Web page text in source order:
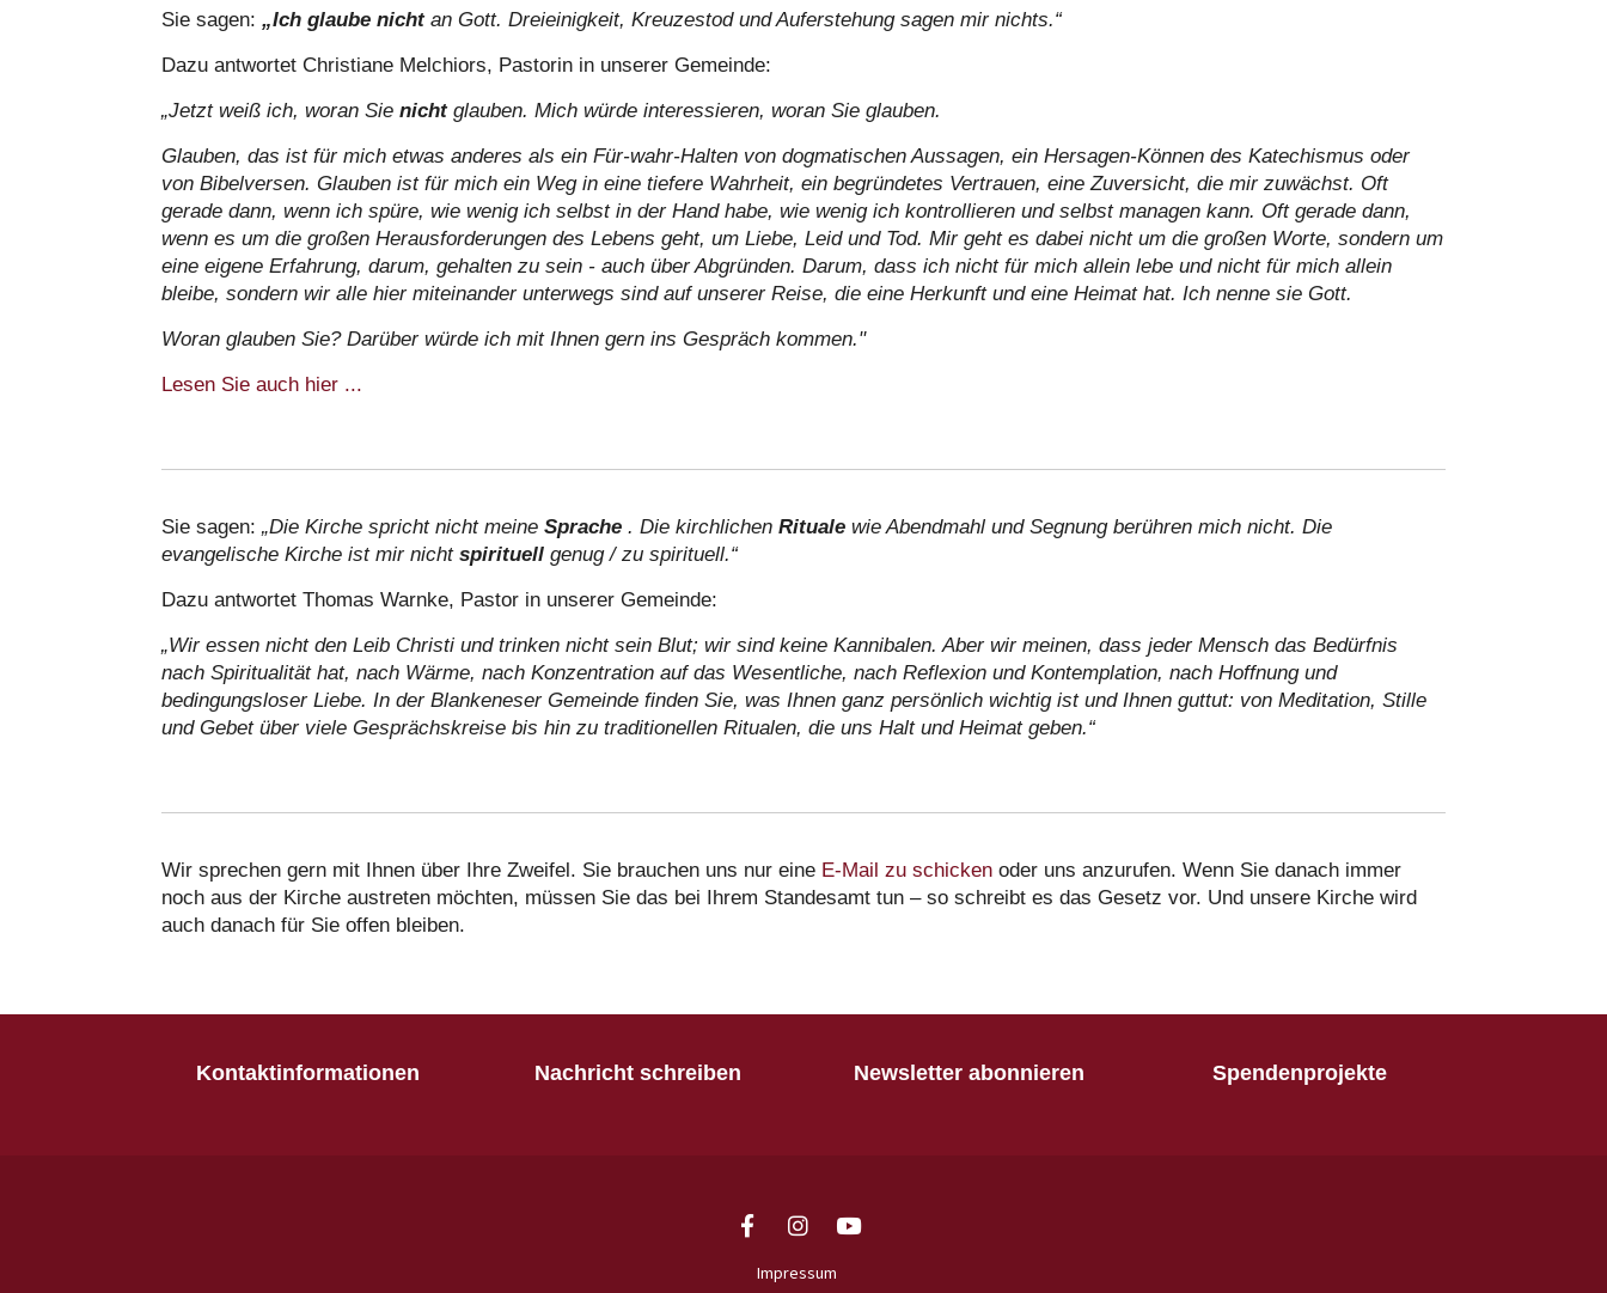
Sie sagen: „Ich glaube nicht an Gott. Dreieinigkeit, Kreuzestod und Auferstehung sagen mir nichts.“
Dazu antwortet Christiane Melchiors, Pastorin in unserer Gemeinde:
„Jetzt weiß ich, woran Sie nicht glauben. Mich würde interessieren, woran Sie glauben.
Glauben, das ist für mich etwas anderes als ein Für-wahr-Halten von dogmatischen Aussagen, ein Hersagen-Können des Katechismus oder
von Bibelversen. Glauben ist für mich ein Weg in eine tiefere Wahrheit, ein begründetes Vertrauen, eine Zuversicht, die mir zuwächst. Oft
gerade dann, wenn ich spüre, wie wenig ich selbst in der Hand habe, wie wenig ich kontrollieren und selbst managen kann. Oft gerade dann,
wenn es um die großen Herausforderungen des Lebens geht, um Liebe, Leid und Tod. Mir geht es dabei nicht um die großen Worte, sondern um
eine eigene Erfahrung, darum, gehalten zu sein - auch über Abgründen. Darum, dass ich nicht für mich allein lebe und nicht für mich allein
bleibe, sondern wir alle hier miteinander unterwegs sind auf unserer Reise, die eine Herkunft und eine Heimat hat. Ich nenne sie Gott.
Woran glauben Sie? Darüber würde ich mit Ihnen gern ins Gespräch kommen."
Lesen Sie auch hier ...
Sie sagen: „Die Kirche spricht nicht meine Sprache . Die kirchlichen Rituale wie Abendmahl und Segnung berühren mich nicht. Die
evangelische Kirche ist mir nicht spirituell genug / zu spirituell.“
Dazu antwortet Thomas Warnke, Pastor in unserer Gemeinde:
„Wir essen nicht den Leib Christi und trinken nicht sein Blut; wir sind keine Kannibalen. Aber wir meinen, dass jeder Mensch das Bedürfnis
nach Spiritualität hat, nach Wärme, nach Konzentration auf das Wesentliche, nach Reflexion und Kontemplation, nach Hoffnung und
bedingungsloser Liebe. In der Blankeneser Gemeinde finden Sie, was Ihnen ganz persönlich wichtig ist und Ihnen guttut: von Meditation, Stille
und Gebet über viele Gesprächskreise bis hin zu traditionellen Ritualen, die uns Halt und Heimat geben.“
Wir sprechen gern mit Ihnen über Ihre Zweifel. Sie brauchen uns nur eine E-Mail zu schicken oder uns anzurufen. Wenn Sie danach immer
noch aus der Kirche austreten möchten, müssen Sie das bei Ihrem Standesamt tun – so schreibt es das Gesetz vor. Und unsere Kirche wird
auch danach für Sie offen bleiben.
Kontaktinformationen Nachricht schreiben Newsletter abonnieren Spendenprojekte
Impressum